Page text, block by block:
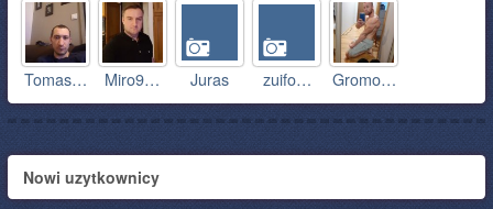
Tomas… Miro9… Juras zuifo… Gromo…
Nowi uzytkownicy